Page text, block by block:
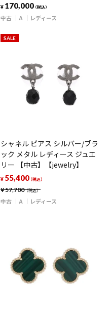
¥ 170,000（税込）
中古 A レディース
SALE
シャネル ピアス シルバー/ブラ
ック メタル レディース ジュエ
リー 【中古】【jewelry】
¥57,700（税込）
¥ 55,400（税込）
中古 A レディース